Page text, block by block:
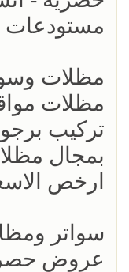
مستودعات
مظلات
مظلات
تركيب
بمجال
ارخص
سواتر
عروض